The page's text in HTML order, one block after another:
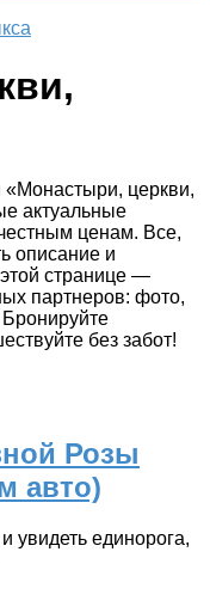
«Монастыри, церкви,
актуальные
ценам. Все,
описание и
странице —
партнеров: фото,
без забот!
Розы
авто)
увидеть единорога,